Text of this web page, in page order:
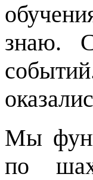
знаю.
Мы
по